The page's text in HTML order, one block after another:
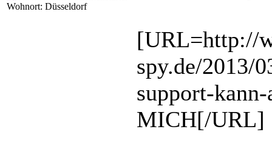
Wohnort: Düsseldorf
[URL=http://
spy.de/2013/
support-
MICH[/URL]